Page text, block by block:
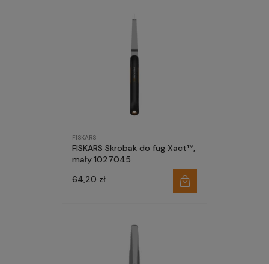
FISKARS
FISKARS Skrobak do fug Xact™,
mały 1027045
64,20 zł